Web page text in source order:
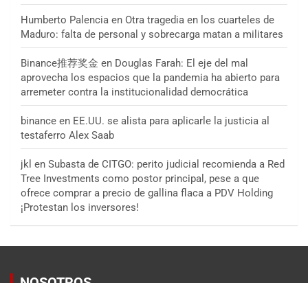
Humberto Palencia en Otra tragedia en los cuarteles de
Maduro: falta de personal y sobrecarga matan a militares
Binance推荐奖金 en Douglas Farah: El eje del mal
aprovecha los espacios que la pandemia ha abierto para
arremeter contra la institucionalidad democrática
binance en EE.UU. se alista para aplicarle la justicia al
testaferro Alex Saab
jkl en Subasta de CITGO: perito judicial recomienda a Red
Tree Investments como postor principal, pese a que
ofrece comprar a precio de gallina flaca a PDV Holding
¡Protestan los inversores!